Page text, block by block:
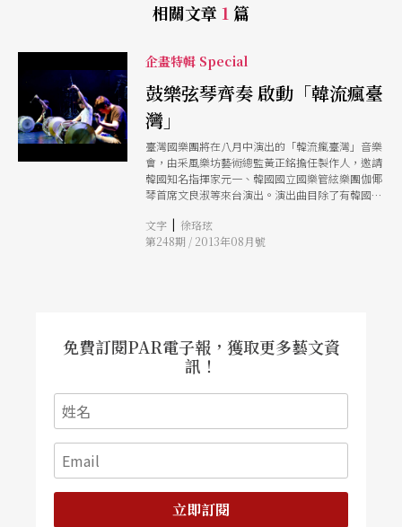
相關文章 1 篇
企畫特輯 Special
鼓樂弦琴齊奏 啟動「韓流瘋臺
灣」
臺灣國樂團將在八月中演出的「韓流瘋臺灣」音樂
會，由采風樂坊藝術總監黃正銘擔任製作人，邀請
韓國知名指揮家元一、韓國國立國樂管絃樂團伽倻
琴首席文良淑等來台演出。演出曲目除了有韓國傳
伽倻琴協奏曲《魂火2》等，臺灣國樂團更安排了
經典曲目《松》、《臺灣風情》、《十面埋伏》，
文字 | 徐珞玹
第248期 / 2013年08月號
免費訂閱PAR電子報，獲取更多藝文資
訊！
立即訂閱